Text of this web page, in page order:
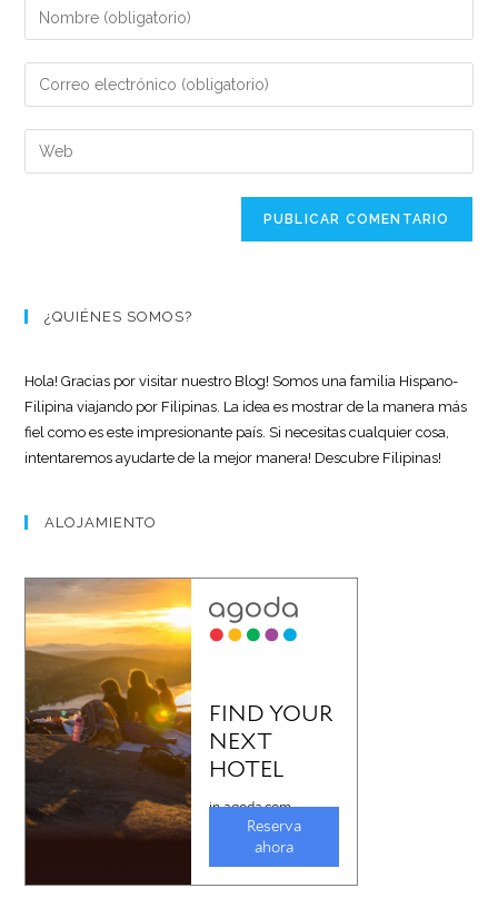
¿QUIÉNES SOMOS?
Hola! Gracias por visitar nuestro Blog! Somos una familia Hispano-
Filipina viajando por Filipinas. La idea es mostrar de la manera más
fiel como es este impresionante país. Si necesitas cualquier cosa,
intentaremos ayudarte de la mejor manera! Descubre Filipinas!
ALOJAMIENTO